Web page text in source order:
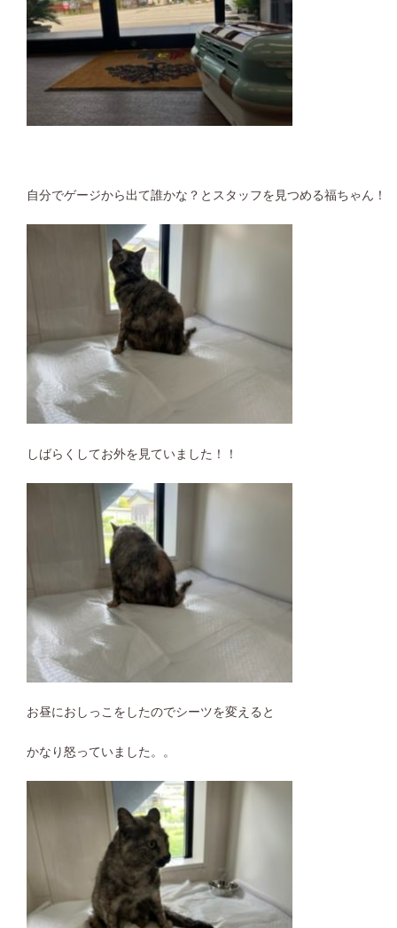
自分でゲージから出て誰かな？とスタッフを見つめる福ちゃん！
しばらくしてお外を見ていました！！
お昼におしっこをしたのでシーツを変えると
かなり怒っていました。。